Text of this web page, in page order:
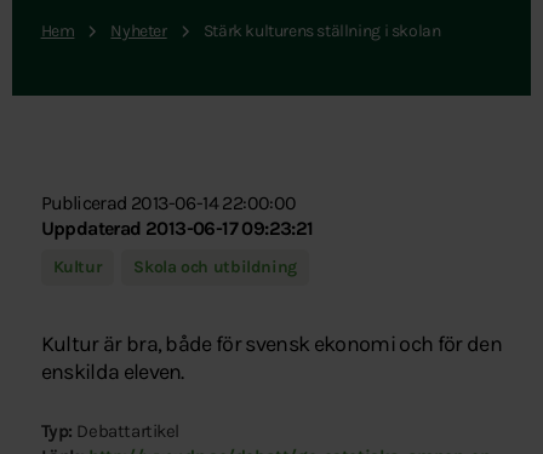
Hem Nyheter Stärk kulturens ställning i skolan
Publicerad 2013-06-14 22:00:00
Uppdaterad 2013-06-17 09:23:21
Kultur Skola och utbildning
Kultur är bra, både för svensk ekonomi och för den
enskilda eleven.
Typ: Debattartikel